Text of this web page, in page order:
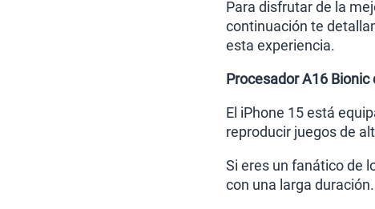
Para disfrutar de la
continuación te
esta experiencia.
Procesador A16
El iPhone 15 está
reproducir juegos de
Si eres un fanático de
con una larga duración.